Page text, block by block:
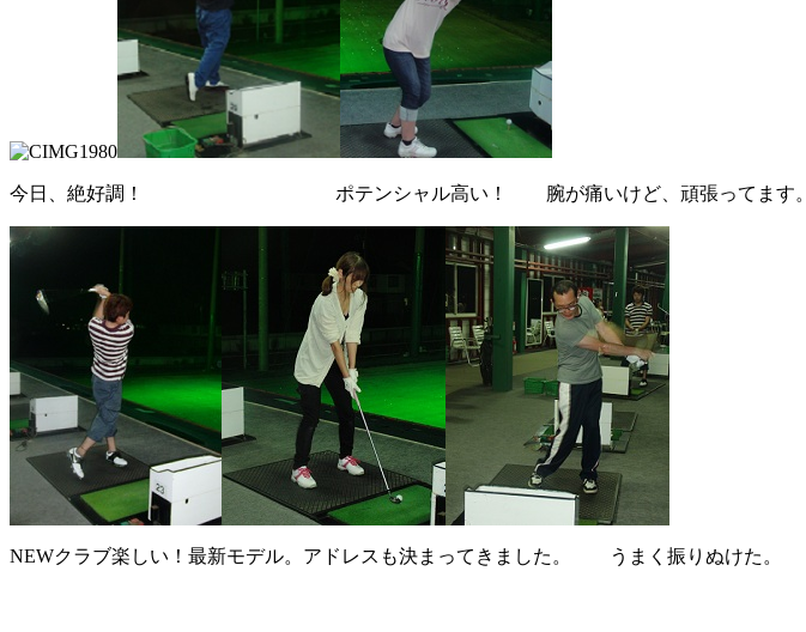
今日、絶好調！ ポテンシャル高い！ 腕が痛いけど、頑張ってます。
NEWクラブ楽しい！最新モデル。アドレスも決まってきました。 うまく振りぬけた。